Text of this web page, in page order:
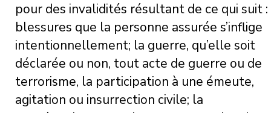
pour des invalidités résultant de ce qui suit :
blessures que la personne assurée s’inflige
intentionnellement; la guerre, qu’elle soit
déclarée ou non, tout acte de guerre ou de
terrorisme, la participation à une émeute,
agitation ou insurrection civile; la